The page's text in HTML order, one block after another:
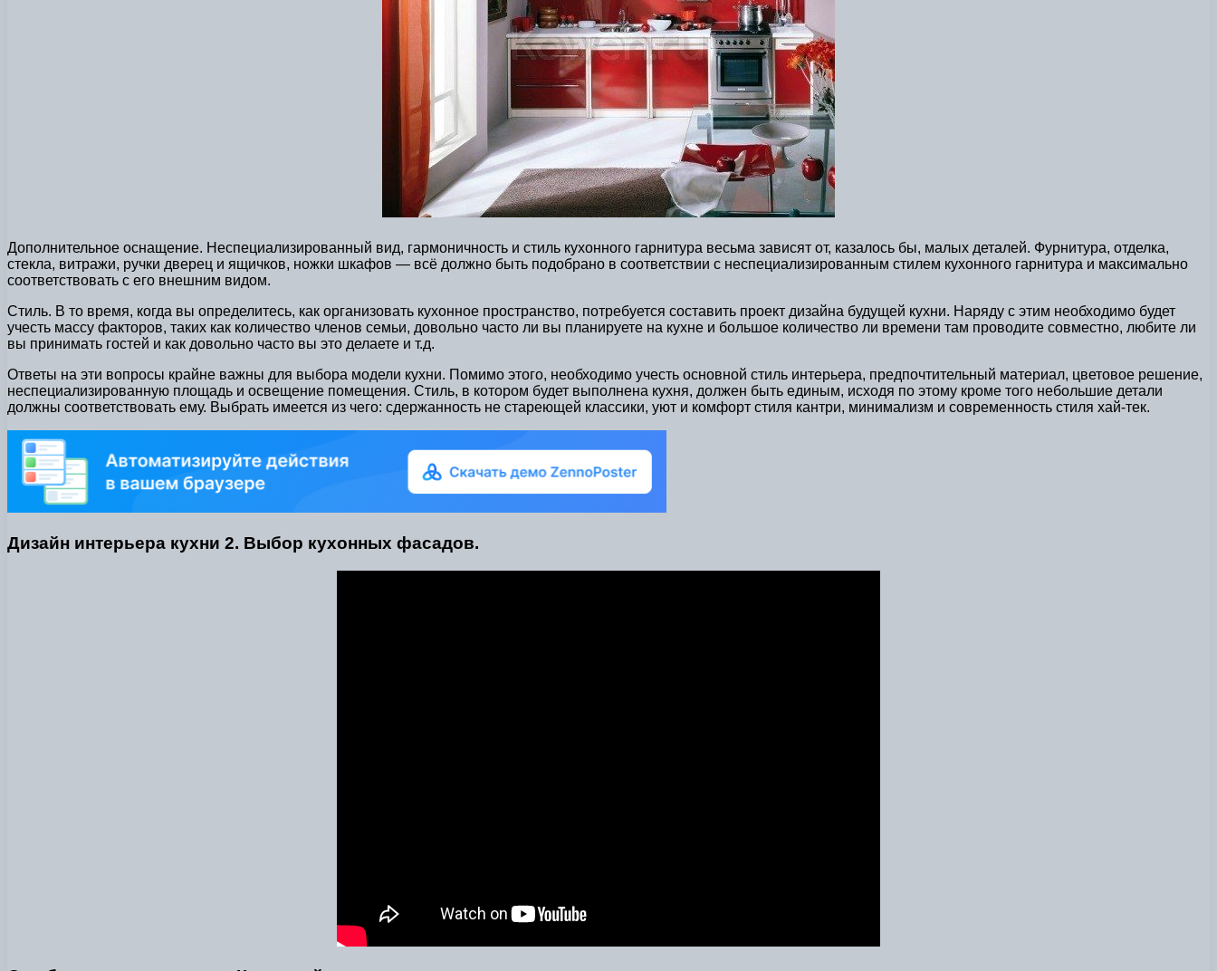
Дополнительное оснащение. Неспециализированный вид, гармоничность и стиль кухонного гарнитура весьма зависят от, казалось бы, малых деталей. Фурнитура, отделка,
стекла, витражи, ручки дверец и ящичков, ножки шкафов — всё должно быть подобрано в соответствии с неспециализированным стилем кухонного гарнитура и максимально
соответствовать с его внешним видом.
Стиль. В то время, когда вы определитесь, как организовать кухонное пространство, потребуется составить проект дизайна будущей кухни. Наряду с этим необходимо будет
учесть массу факторов, таких как количество членов семьи, довольно часто ли вы планируете на кухне и большое количество ли времени там проводите совместно, любите ли
вы принимать гостей и как довольно часто вы это делаете и т.д.
Ответы на эти вопросы крайне важны для выбора модели кухни. Помимо этого, необходимо учесть основной стиль интерьера, предпочтительный материал, цветовое решение,
неспециализированную площадь и освещение помещения. Стиль, в котором будет выполнена кухня, должен быть единым, исходя по этому кроме того небольшие детали
должны соответствовать ему. Выбрать имеется из чего: сдержанность не стареющей классики, уют и комфорт стиля кантри, минимализм и современность стиля хай-тек.
Дизайн интерьера кухни 2. Выбор кухонных фасадов.